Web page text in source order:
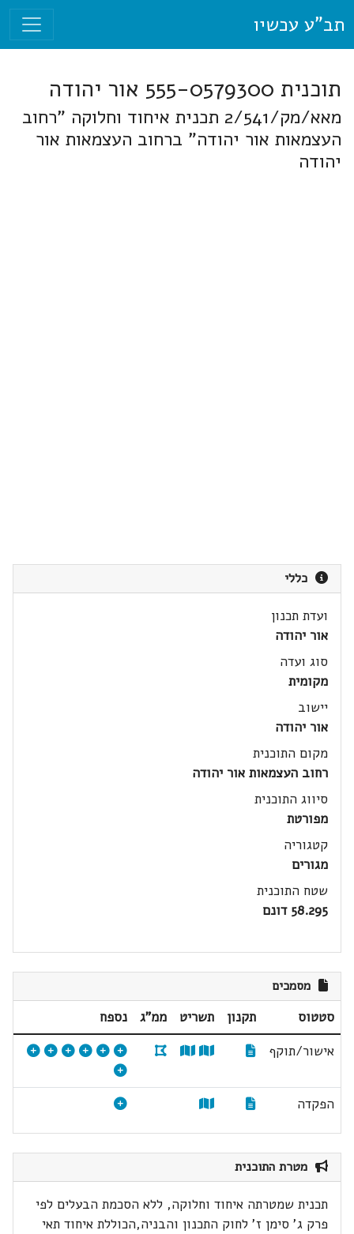
תב"ע עכשיו
תוכנית 555-0579300 אור יהודה
מאא/מק/2/541 תכנית איחוד וחלוקה "רחוב
העצמאות אור יהודה" ברחוב העצמאות אור
יהודה
כללי
ועדת תכנון
אור יהודה
סוג ועדה
מקומית
יישוב
אור יהודה
מקום התוכנית
רחוב העצמאות אור יהודה
סיווג התוכנית
מפורטת
קטגוריה
מגורים
שטח התוכנית
58.295 דונם
מסמכים
סטטוס תקנון תשריט ממ"ג
נספח
אישור/תוקף
הפקדה
מטרת התוכנית
תכנית שמטרתה איחוד וחלוקה, ללא הסכמת הבעלים לפי
פרק ג' סימן ז' לחוק התכנון והבניה,הכוללת איחוד תאי